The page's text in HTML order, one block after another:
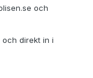
och
direkt in i